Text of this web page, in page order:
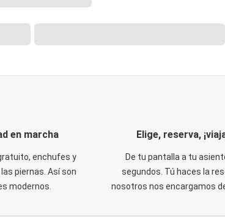
en marcha
enchufes y
piernas. Así son
modernos.
Elige, reserva,
De tu pantalla a tu
segundos. Tú haces la
nosotros nos encargamos